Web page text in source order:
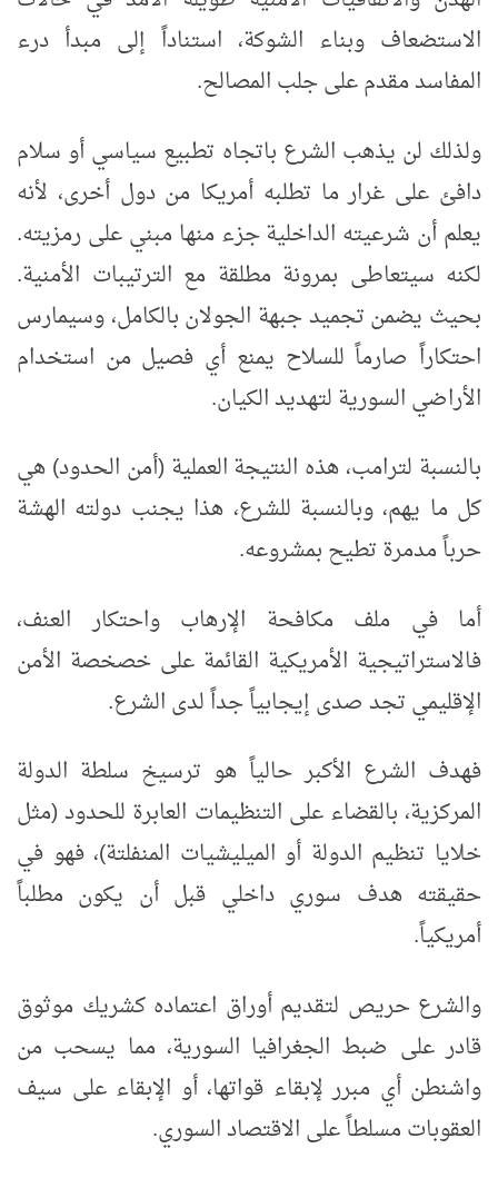
الاستضعاف وبناء الشوكة، استناداً إلى مبدأ درء
المفاسد مقدم على جلب المصالح.
ولذلك لن يذهب الشرع باتجاه تطبيع سياسي أو سلام
دافئ على غرار ما تطلبه أمريكا من دول أخرى، لأنه
يعلم أن شرعيته الداخلية جزء منها مبني على رمزيته.
لكنه سيتعاطى بمرونة مطلقة مع الترتيبات الأمنية.
بحيث يضمن تجميد جبهة الجولان بالكامل، وسيمارس
احتكاراً صارماً للسلاح يمنع أي فصيل من استخدام
الأراضي السورية لتهديد الكيان.
بالنسبة لترامب، هذه النتيجة العملية (أمن الحدود) هي
كل ما يهم، وبالنسبة للشرع، هذا يجنب دولته الهشة
حرباً مدمرة تطيح بمشروعه.
أما في ملف مكافحة الإرهاب واحتكار العنف،
فالاستراتيجية الأمريكية القائمة على خصخصة الأمن
الإقليمي تجد صدى إيجابياً جداً لدى الشرع.
فهدف الشرع الأكبر حالياً هو ترسيخ سلطة الدولة
المركزية، بالقضاء على التنظيمات العابرة للحدود (مثل
خلايا تنظيم الدولة أو الميليشيات المنفلتة)، فهو في
حقيقته هدف سوري داخلي قبل أن يكون مطلباً
أمريكياً.
والشرع حريص لتقديم أوراق اعتماده كشريك موثوق
قادر على ضبط الجغرافيا السورية، مما يسحب من
واشنطن أي مبرر لإبقاء قواتها، أو الإبقاء على سيف
العقوبات مسلطاً على الاقتصاد السوري.